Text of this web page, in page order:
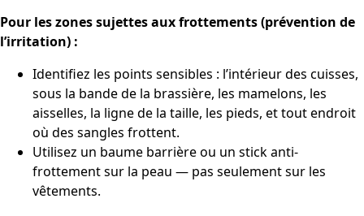
Pour les zones sujettes aux frottements (prévention de
l’irritation) :
Identifiez les points sensibles : l’intérieur des cuisses,
sous la bande de la brassière, les mamelons, les
aisselles, la ligne de la taille, les pieds, et tout endroit
où des sangles frottent.
Utilisez un baume barrière ou un stick anti-
frottement sur la peau — pas seulement sur les
vêtements.